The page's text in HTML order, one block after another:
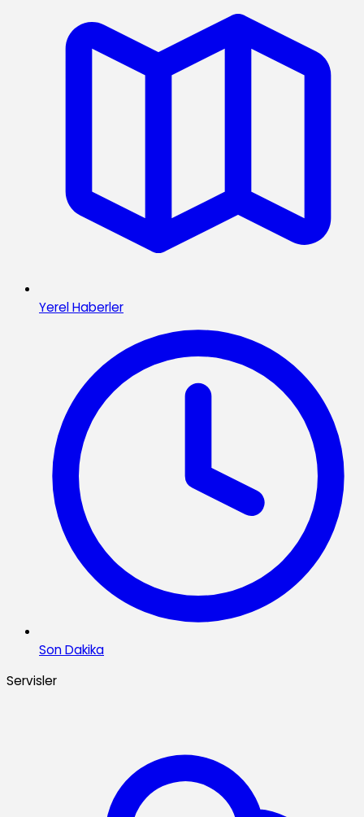
Yerel Haberler
Son Dakika
Servisler